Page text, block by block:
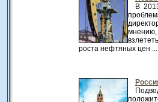
В
мнению,
роста нефтяных цен